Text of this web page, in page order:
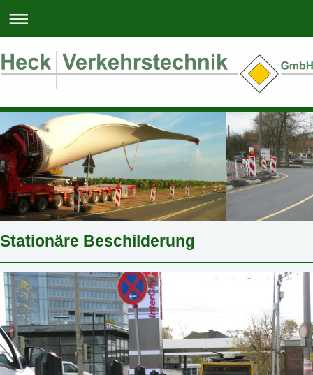
Stationäre Beschilderung